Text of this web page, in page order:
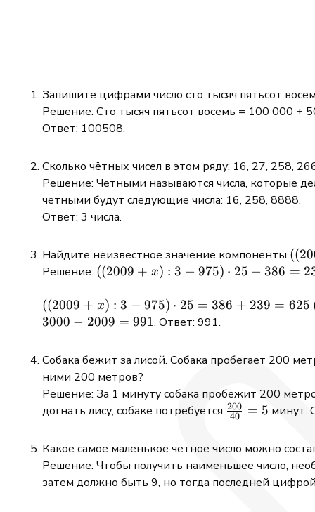
Запишите цифрами число сто тысяч пятьсот
Решение: Сто тысяч пятьсот восемь = 100 000 +
Ответ: 100508.
Сколько чётных чисел в этом ряду: 16, 27, 258,
Решение: Четными называются числа, которые
четными будут следующие числа: 16, 258, 8888.
Ответ: 3 числа.
Найдите неизвестное значение компоненты
3-
((
Решение: ((2009+x):3-
25 - 386 =
239.
((2009 + x) : 3 − 975) ⋅ 25 − 386 =
((2009+x):3-
975) \cdot
239 = 625
((2009 + x) : 3 − 975) ⋅ 25 = 386 + 239 = 625
3000 − 2009 = 991. Ответ: 991.
Собака бежит за лисой. Собака пробегает 200
ними 200 метров?
Решение: За 1 минуту собака пробежит 200
догнать лису, собаке потребуется \frac{200}
40
200 = 5 минут.
Какое самое маленькое четное число можно
Решение: Чтобы получить наименьшее число,
затем должно быть 9, но тогда последней